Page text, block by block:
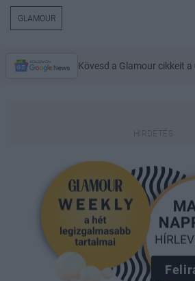
GLAMOUR
Kövesd a Glamour cikkeit a